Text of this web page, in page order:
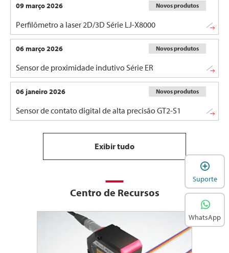
09 março 2026 Novos produtos
Perfilômetro a laser 2D/3D Série LJ-X8000
06 março 2026 Novos produtos
Sensor de proximidade indutivo Série ER
06 janeiro 2026 Novos produtos
Sensor de contato digital de alta precisão GT2-S1
Exibir tudo
Centro de Recursos
Suporte
WhatsApp